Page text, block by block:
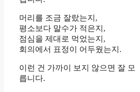
머리를 조금 잘랐는지,
평소보다 말수가 적은지,
점심을 제대로 먹었는지,
회의에서 표정이 어두웠는지.
이런 건 가까이 보지 않으면 잘 모
릅니다.